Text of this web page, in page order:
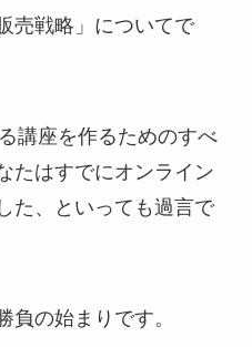
売戦略」についてで
講座を作るためのすべ
たはすでにオンライン
た、といっても過言で
負の始まりです。